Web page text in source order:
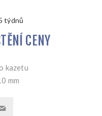
týdnů
CENY
kazetu
mm